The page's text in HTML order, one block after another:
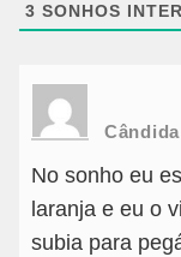
3 SONHOS
Cândida
No sonho eu
laranja e eu o
subia para